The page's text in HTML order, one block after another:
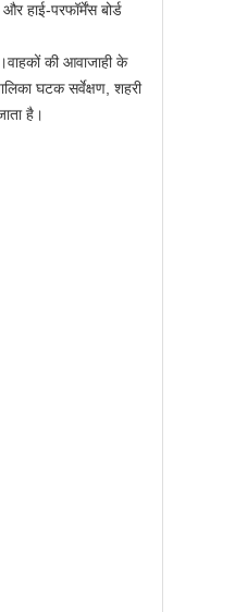
हाई-परफॉर्मेंस बोर्ड
की आवाजाही के
घटक सर्वेक्षण, शहरी
है।